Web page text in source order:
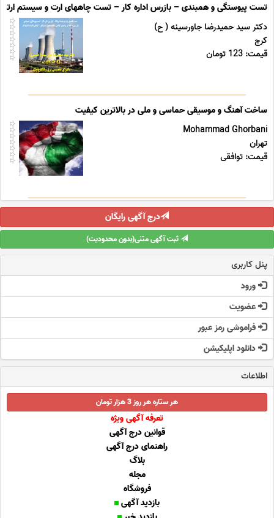
تست پیوستگی و همبندی – بازرس اداره کار – تست چاههای ارت و سیستم
دکتر سید حمیدرضا جاورسینه ( ح)
کرج
قیمت: 123 تومان
ساخت آهنگ و موسیقی حماسی و ملی در بالاترین کیفیت
Mohammad Ghorbani
تهران
قیمت: توافقی
درج آگهی رایگان
ثبت آگهی متنی(بدون محدودیت)
پنل کاربری
ورود
عضویت
فراموشی رمز عبور
دانلود اپلیکیشن
اطلاعات
هر ستاره هر روز 3 هزار تومان
تعرفه آگهی ویژه
قوانین درج آگهی
راهنمای درج آگهی
بلاگ
مجله
فروشگاه
بازدید آگهی